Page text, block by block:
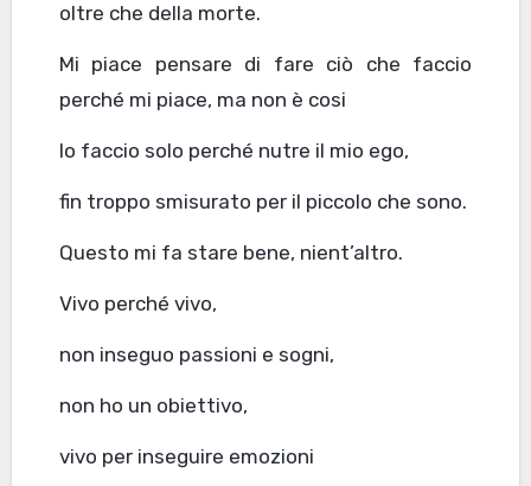
oltre che della morte.
Mi piace pensare di fare ciò che faccio
perché mi piace, ma non è cosi
lo faccio solo perché nutre il mio ego,
fin troppo smisurato per il piccolo che sono.
Questo mi fa stare bene, nient’altro.
Vivo perché vivo,
non inseguo passioni e sogni,
non ho un obiettivo,
vivo per inseguire emozioni